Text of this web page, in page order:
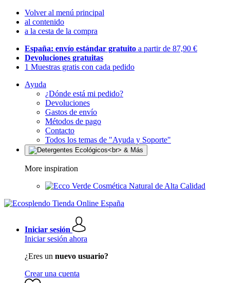
Volver al menú principal
al contenido
a la cesta de la compra
España: envío estándar gratuito a partir de 87,90 €
Devoluciones gratuitas
1 Muestras gratis con cada pedido
Ayuda
¿Dónde está mi pedido?
Devoluciones
Gastos de envío
Métodos de pago
Contacto
Todos los temas de "Ayuda y Soporte"
More inspiration
Cosmética Natural de Alta Calidad
Iniciar sesión
Iniciar sesión ahora
¿Eres un nuevo usuario?
Crear una cuenta